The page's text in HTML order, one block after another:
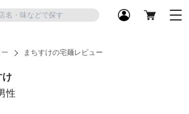
まちすけの宅麺レビュー
け
性